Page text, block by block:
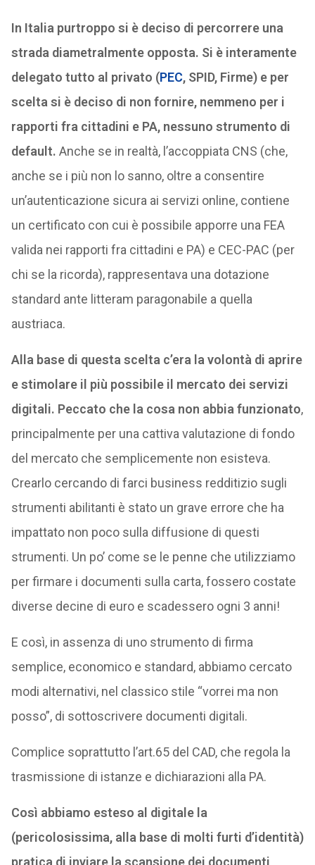
In Italia purtroppo si è deciso di percorrere una
strada diametralmente opposta. Si è interamente
delegato tutto al privato (PEC, SPID, Firme) e per
scelta si è deciso di non fornire, nemmeno per i
rapporti fra cittadini e PA, nessuno strumento di
default. Anche se in realtà, l’accoppiata CNS (che,
anche se i più non lo sanno, oltre a consentire
un’autenticazione sicura ai servizi online, contiene
un certificato con cui è possibile apporre una FEA
valida nei rapporti fra cittadini e PA) e CEC-PAC (per
chi se la ricorda), rappresentava una dotazione
standard ante litteram paragonabile a quella
austriaca.
Alla base di questa scelta c’era la volontà di aprire
e stimolare il più possibile il mercato dei servizi
digitali. Peccato che la cosa non abbia funzionato,
principalmente per una cattiva valutazione di fondo
del mercato che semplicemente non esisteva.
Crearlo cercando di farci business redditizio sugli
strumenti abilitanti è stato un grave errore che ha
impattato non poco sulla diffusione di questi
strumenti. Un po’ come se le penne che utilizziamo
per firmare i documenti sulla carta, fossero costate
diverse decine di euro e scadessero ogni 3 anni!
E così, in assenza di uno strumento di firma
semplice, economico e standard, abbiamo cercato
modi alternativi, nel classico stile “vorrei ma non
posso”, di sottoscrivere documenti digitali.
Complice soprattutto l’art.65 del CAD, che regola la
trasmissione di istanze e dichiarazioni alla PA.
Così abbiamo esteso al digitale la
(pericolosissima, alla base di molti furti d’identità)
pratica di inviare la scansione dei documenti